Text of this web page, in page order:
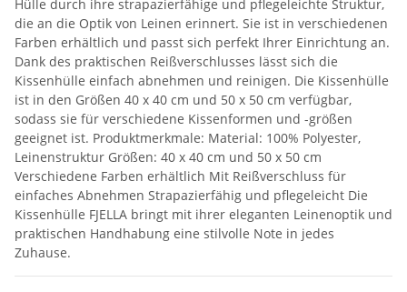
Hülle durch ihre strapazierfähige und pflegeleichte Struktur,
die an die Optik von Leinen erinnert. Sie ist in verschiedenen
Farben erhältlich und passt sich perfekt Ihrer Einrichtung an.
Dank des praktischen Reißverschlusses lässt sich die
Kissenhülle einfach abnehmen und reinigen. Die Kissenhülle
ist in den Größen 40 x 40 cm und 50 x 50 cm verfügbar,
sodass sie für verschiedene Kissenformen und -größen
geeignet ist. Produktmerkmale: Material: 100% Polyester,
Leinenstruktur Größen: 40 x 40 cm und 50 x 50 cm
Verschiedene Farben erhältlich Mit Reißverschluss für
einfaches Abnehmen Strapazierfähig und pflegeleicht Die
Kissenhülle FJELLA bringt mit ihrer eleganten Leinenoptik und
praktischen Handhabung eine stilvolle Note in jedes
Zuhause.